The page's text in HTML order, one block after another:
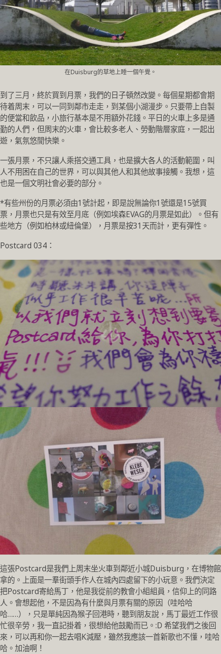
在Duisburg的草地上睡一個午覺。
到了三月，終於買到月票，我們的日子頓然改變。每個星期都會期
待着周末，可以一同到鄰市走走，到某個小湖漫步。只要帶上自製
的便當和飲品，小旅行基本是不用額外花錢。平日的火車上多是通
勤的人們，但周末的火車，會比較多老人、勞動階層家庭，一起出
遊，氣氛悠閒快樂。
一張月票，不只讓人乘搭交通工具，也是擴大各人的活動範圍，叫
人不用困在自己的世界，可以與其他人和其他故事接觸。我想，這
也是一個文明社會必要的部分。
*有些州份的月票必須由1號計起，即是說無論你1號還是15號買
票，月票也只是有效至月底（例如埃森EVAG的月票是如此）。但有
些地方（例如柏林或紐倫堡），月票是按31天而計，更有彈性。
Postcard 034：
這張Postcard是我們上周末坐火車到鄰近小城Duisburg，在博物館
拿的。上面是一羣街頭手作人在城內四處留下的小玩意。我們決定
把Postcard寄給馬丁，他是我從前的教會小組組員，信仰上的同路
人。會想起他，不是因為有什麼與月票有關的原因（哇哈哈
哈……），只是單純因為猴子回港時，聽到朋友說，馬丁最近工作很
忙很辛勞，我一直記掛着，很想給他鼓勵而已。:D 希望我們之後回
來，可以再和你一起去唱K減壓，雖然我應該一首新歌也不懂，哇哈
哈。加油啊！